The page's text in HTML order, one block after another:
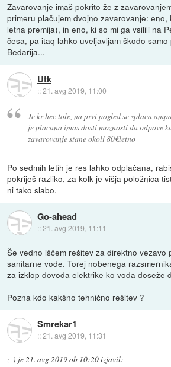
Zavarovanje imaš pokrito že z
primeru plačujem dvojno zavarovanje:
letna premija), in eno, ki so mi ga vsilili na
česa, pa itaq lahko uveljavljam škodo
Bedarija...
Utk
::21. avg 2019, 11:00
Je kr hec tole, na prvi pogled se splaca
je placana imas dosti moznosti da odpove
zavarovanje stane okoli 80€letno
Po sedmih letih je res lahko odplačana,
pokriješ razliko, za kolk je višja položnica
ni tako slabo.
Go-ahead
::21. avg 2019, 11:11
Še vedno iščem rešitev za direktno vezavo
sanitarne vode. Torej nobenega
za izklop dovoda elektrike ko voda doseže
Pozna kdo kakšno tehnično rešitev ?
Smrekar1
::21. avg 2019, 11:31
;-) je21. avg 2019 ob 10:20izjavil: